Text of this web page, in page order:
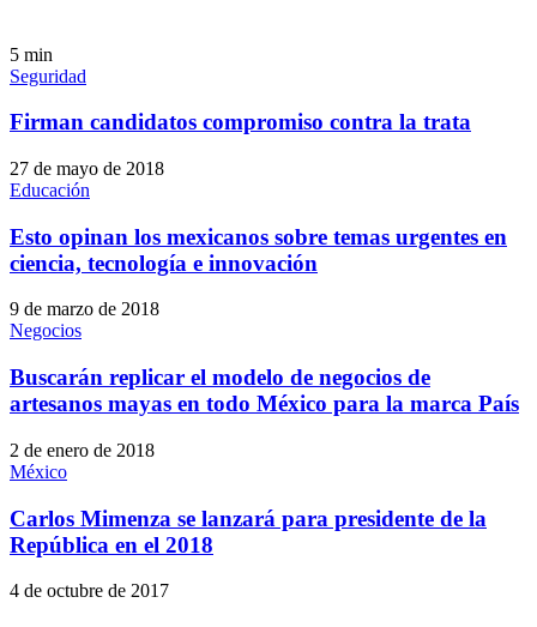
5 min
Seguridad
Firman candidatos compromiso contra la trata
27 de mayo de 2018
Educación
Esto opinan los mexicanos sobre temas urgentes en
ciencia, tecnología e innovación
9 de marzo de 2018
Negocios
Buscarán replicar el modelo de negocios de
artesanos mayas en todo México para la marca País
2 de enero de 2018
México
Carlos Mimenza se lanzará para presidente de la
República en el 2018
4 de octubre de 2017